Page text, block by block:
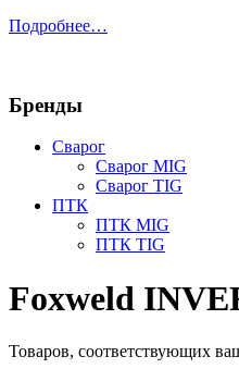
Подробнее…
Бренды
Сварог
Сварог MIG
Сварог TIG
ПТК
ПТК MIG
ПТК TIG
Foxweld
Товаров, соответствующих